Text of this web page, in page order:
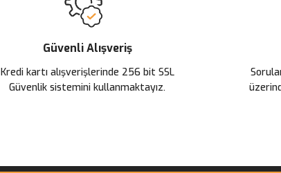
Güvenli Alışveriş
Kredi kartı alışverişlerinde 256 bit SSL
Güvenlik sistemini kullanmaktayız.